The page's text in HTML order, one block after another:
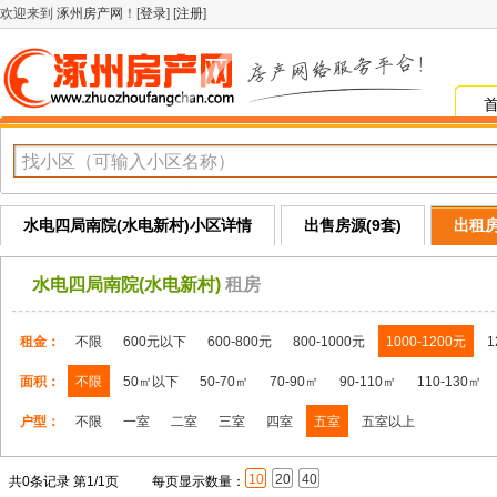
欢迎来到 涿州房产网 ！[登录] [注册]
水电四局南院(水电新村)小区详情 出售房源(9套) 出租
水电四局南院(水电新村) 租房
租金： 不限 600元以下 600-800元 800-1000元 1000-1200元
面积： 不限 50㎡以下 50-70㎡ 70-90㎡ 90-110㎡ 110-130㎡
户型： 不限 一室 二室 三室 四室 五室 五室以上
共0条记录 第1/1页 每页显示数量： 10 20 40